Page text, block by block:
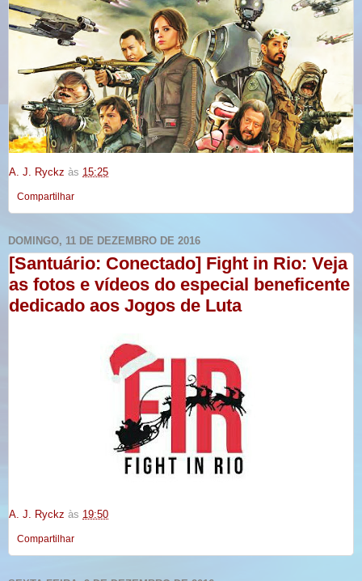
A. J. Ryckz às 15:25
Compartilhar
DOMINGO, 11 DE DEZEMBRO DE 2016
[Santuário: Conectado] Fight in Rio: Veja
as fotos e vídeos do especial beneficente
dedicado aos Jogos de Luta
A. J. Ryckz às 19:50
Compartilhar